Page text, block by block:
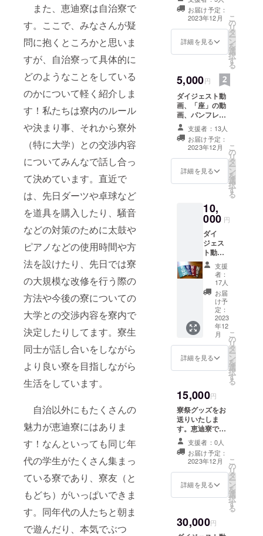
また、恵迪寮は自治寮で
す。ここで、みなさんが疑
問に抱くところかと思いま
すが、自治寮って具体的に
どのようなことをしている
のかについて軽く紹介しま
す！私たちは寮内のルール
や決まり事、それから寮外
（特に大学）との交渉内容
についてみんなで話し合っ
て決めています。直近で
は、先日ダーツや卓球など
を道具を購入したり、騒音
などの対策のために太鼓や
ピアノなどの使用時間や方
法を設けたり、先日では寮
の大規模な改修を行う際の
方法や今後の寮についての
大学との交渉内容を寮内で
決定したりしてます。寮生
同士が話し合いをしながら
より良い寮を目指しながら
生活をしています。
自治以外にもたくさんの
魅力が恵迪寮にはありま
す！なんといっても同じ年
代の学生がたくさん集まっ
ている寮であり、寮友（と
もどち）がいっぱいできま
す。同年代の人たちと朝ま
で遊んだり、本気でぶつ
をお送りしま
す。寮祭では毎
年パンフレット
を作製してお
り、恵迪寮の様
ターンの内容を
無断で公開、転
載することは禁
止です。
お届け予定：
2023年12月
詳細を見る
こ
の
リ
タ
ー
ン
を
選
択
す
る
5,000円
ダイジェスト動
画、「座」の動
画、パンフレッ
トに加えて、恵
迪寮オリジナル
トランプをお送
りします。恵迪
寮オリジナルト
ランプとは、恵
アイテムです。
本リターンの内
開、転載するこ
とは禁止です。
支援者：13人
お届け予定：
2023年12月
詳細を見る
こ
の
リ
タ
ー
ン
を
選
択
す
る
10,
000 円
ダイ
ジェス
ト動
画、
「座」
の動
画、パ
ンフ
レッ
ト、恵
迪寮オ
リジナ
ルトラ
ンプに
加え
て、寮
手ぬぐ
いをお
送りし
ます。
本リ
ターン
の内容
を無断
で公
載する
ことは
支援
者：
17人
お届
け予
定：
2023
年12
月
詳細を見る
こ
の
リ
タ
ー
ン
を
選
択
す
る
15,000円
寮祭グッズをお
送りいたしま
す。恵迪寮で
は、毎年グッズ
を作製してお
り、このリター
ンでは寮祭のた
めに作るオリジ
ナルグッズをお
支援者：0人
お届け予定：
2023年12月
詳細を見る
こ
の
リ
タ
ー
ン
を
選
択
す
る
30,000円